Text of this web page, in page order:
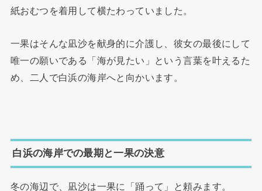
紙おむつを着用して横たわっていました。
一果はそんな凪沙を献身的に介護し、彼女の最後にして
唯一の願いである「海が見たい」という言葉を叶えるた
め、二人で白浜の海岸へと向かいます。
白浜の海岸での最期と一果の決意
冬の海辺で、凪沙は一果に「踊って」と頼みます。